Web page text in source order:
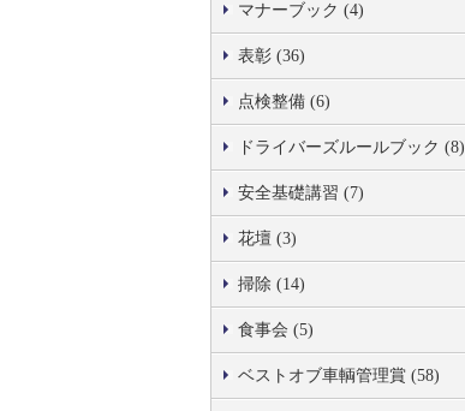
マナーブック (4)
表彰 (36)
点検整備 (6)
ドライバーズルールブック (8)
安全基礎講習 (7)
花壇 (3)
掃除 (14)
食事会 (5)
ベストオブ車輌管理賞 (58)